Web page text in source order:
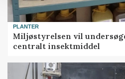
PLANTER
Miljøstyrelsen vil
centralt insektmiddel